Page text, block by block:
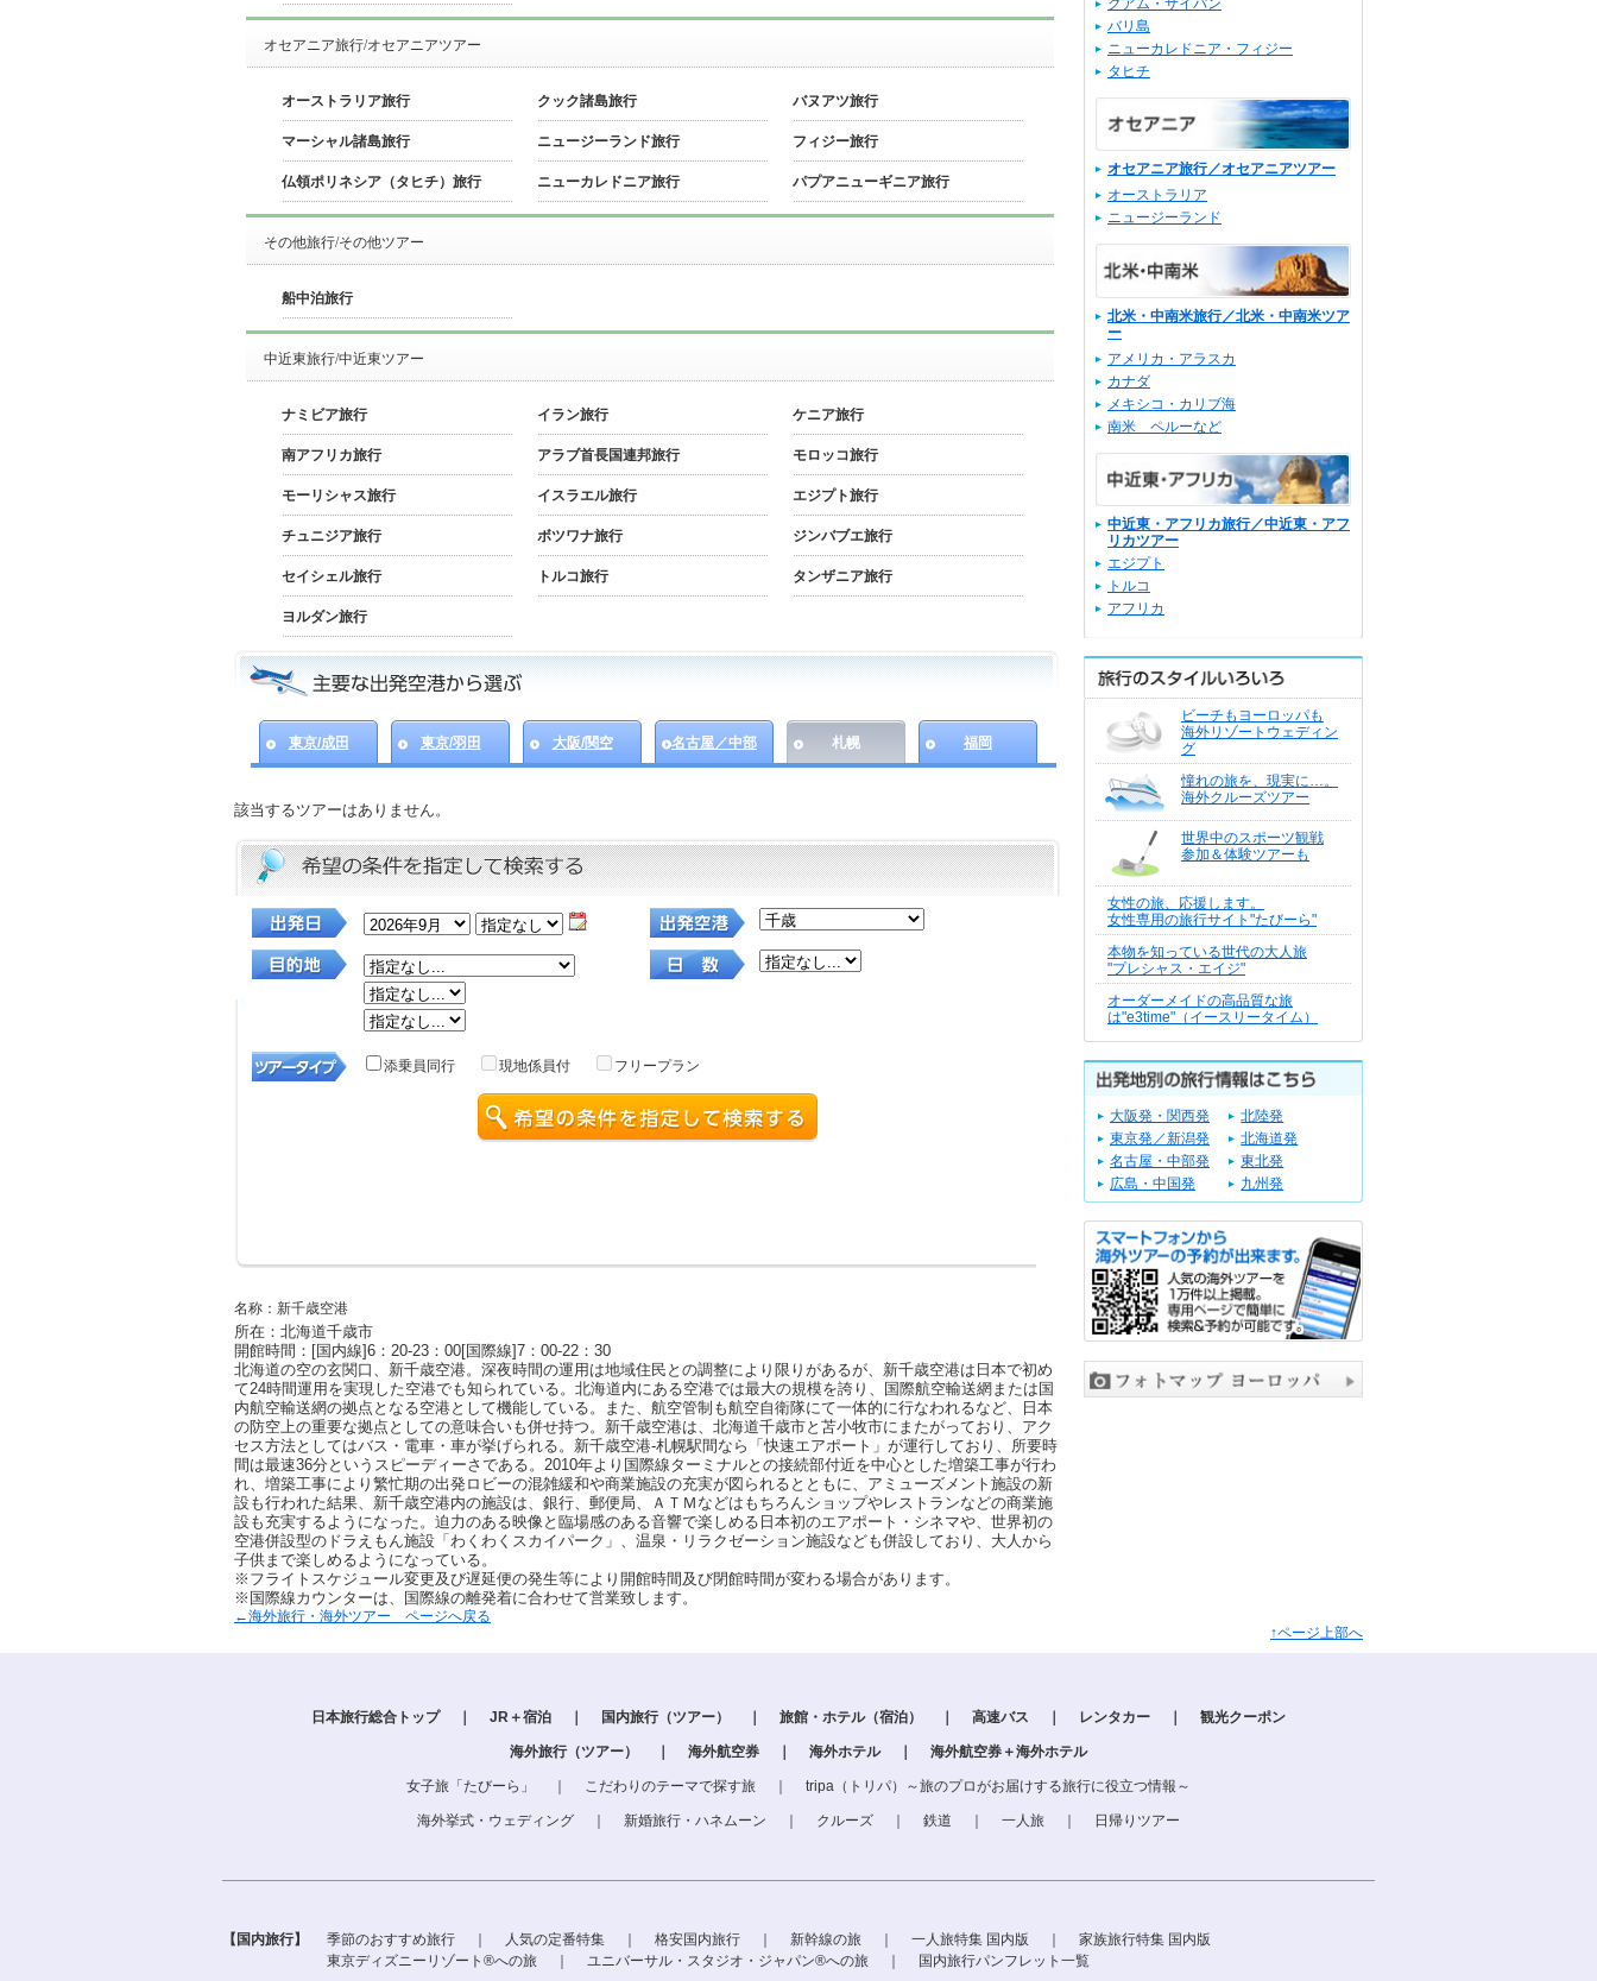
オセアニア旅行/オセアニアツアー
オーストラリア旅行 クック諸島旅行 バヌアツ旅行
マーシャル諸島旅行 ニュージーランド旅行 フィジー旅行
仏領ポリネシア（タヒチ）旅行 ニューカレドニア旅行 パプアニューギニア旅行
その他旅行/その他ツアー
船中泊旅行
中近東旅行/中近東ツアー
ナミビア旅行 イラン旅行 ケニア旅行
南アフリカ旅行 アラブ首長国連邦旅行 モロッコ旅行
モーリシャス旅行 イスラエル旅行 エジプト旅行
チュニジア旅行 ボツワナ旅行 ジンバブエ旅行
セイシェル旅行 トルコ旅行 タンザニア旅行
ヨルダン旅行
東京/成田 東京/羽田 大阪/関空 名古屋／中部 札幌 福岡
該当するツアーはありません。
名称：新千歳空港
所在：北海道千歳市
開館時間：[国内線]6：20-23：00[国際線]7：00-22：30
北海道の空の玄関口、新千歳空港。深夜時間の運用は地域住民との調整により限りがあるが、新千歳空港は日本で初め
て24時間運用を実現した空港でも知られている。北海道内にある空港では最大の規模を誇り、国際航空輸送網または国
内航空輸送網の拠点となる空港として機能している。また、航空管制も航空自衛隊にて一体的に行なわれるなど、日本
の防空上の重要な拠点としての意味合いも併せ持つ。新千歳空港は、北海道千歳市と苫小牧市にまたがっており、アク
セス方法としてはバス・電車・車が挙げられる。新千歳空港-札幌駅間なら「快速エアポート」が運行しており、所要時
間は最速36分というスピーディーさである。2010年より国際線ターミナルとの接続部付近を中心とした増築工事が行わ
れ、増築工事により繁忙期の出発ロビーの混雑緩和や商業施設の充実が図られるとともに、アミューズメント施設の新
設も行われた結果、新千歳空港内の施設は、銀行、郵便局、ＡＴＭなどはもちろんショップやレストランなどの商業施
設も充実するようになった。迫力のある映像と臨場感のある音響で楽しめる日本初のエアポート・シネマや、世界初の
空港併設型のドラえもん施設「わくわくスカイパーク」、温泉・リラクゼーション施設なども併設しており、大人から
子供まで楽しめるようになっている。
※フライトスケジュール変更及び遅延便の発生等により開館時間及び閉館時間が変わる場合があります。
※国際線カウンターは、国際線の離発着に合わせて営業致します。
グアム・サイパン
バリ島
ニューカレドニア・フィジー
タヒチ
オセアニア旅行／オセアニアツアー
オーストラリア
ニュージーランド
北米・中南米旅行／北米・中南米ツア
ー
アメリカ・アラスカ
カナダ
メキシコ・カリブ海
南米 ペルーなど
中近東・アフリカ旅行／中近東・アフ
リカツアー
エジプト
トルコ
アフリカ
ビーチもヨーロッパも
海外リゾートウェディン
グ
憧れの旅を、現実に…。
海外クルーズツアー
世界中のスポーツ観戦
参加＆体験ツアーも
女性の旅、応援します。
女性専用の旅行サイト"たびーら"
本物を知っている世代の大人旅
"プレシャス・エイジ"
オーダーメイドの高品質な旅
は"e3time"（イースリータイム）
大阪発・関西発
北陸発
東京発／新潟発
北海道発
名古屋・中部発
東北発
広島・中国発
九州発
←海外旅行・海外ツアー ページへ戻る
↑ページ上部へ
日本旅行総合トップ JR＋宿泊 国内旅行（ツアー） 旅館・ホテル（宿泊） 高速バス レンタカー 観光クーポン
海外旅行（ツアー） 海外航空券 海外ホテル 海外航空券＋海外ホテル
女子旅「たびーら」 こだわりのテーマで探す旅 tripa（トリパ）～旅のプロがお届けする旅行に役立つ情報～
海外挙式・ウェディング 新婚旅行・ハネムーン クルーズ 鉄道 一人旅 日帰りツアー
【国内旅行】 季節のおすすめ旅行 人気の定番特集 格安国内旅行 新幹線の旅 一人旅特集 国内版
家族旅行特集 国内版
東京ディズニーリゾート®への旅
ユニバーサル・スタジオ・ジャパン®への旅 国内旅行パンフレット一覧